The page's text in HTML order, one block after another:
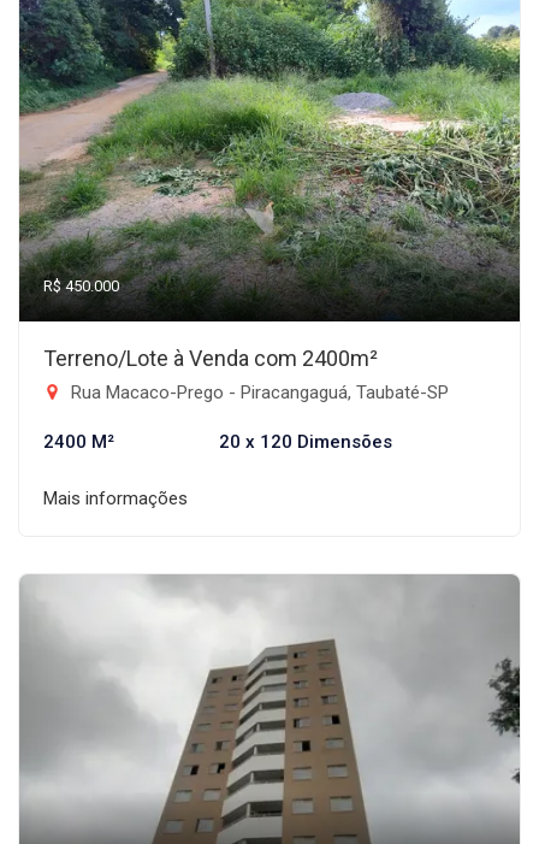
R$ 450.000
Terreno/Lote à Venda com 2400m²
Rua Macaco-Prego - Piracangaguá, Taubaté-SP
2400 M² 20 x 120 Dimensões
Mais informações